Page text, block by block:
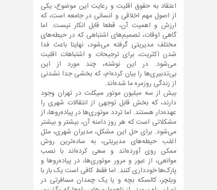
اعتقاد به حقوق اقلیت و رعایت این موضوع، یکی
از اصول مهم اخلاقی و انسانی در جامعه است، که
ارزش و اهمیت آن، قطعا قابل انکار نیست. اما
گاهی اوقات، تصمیم‌های اشتباهی که در حیطه‌های
مختلف مدیریتی گرفته می‌شود، نهایتا باعث فدا
شدن اکثریت، برای ترجیحات و اشتباهات اقلیت
می‌شود. در این نوشته، چند مورد از این
بی‌تدبیری‌ها را بیان کرده‌ام، که بخشی جدا نشدنی
از زندگی روزمره ما شده‌اند.
بیش از سه میلیون موتور سیکلت در تهران وجود
دارند، که بخش قابل توجهی از انتقالات شهری را
عهده‌دار هستند. اما تردد موتوری‌ها در پیاده‌روها، از
مشکلاتی است که هر روز دامنه آن، بیشتر و بیشتر
می‌شود. برای حل این مشکل، مدیران شهری، مثل
اغلب حیطه‌های مدیریتی، به ساده‌ترین روش
ممکن روی آورده‌اند و سعی کرده‌اند با نصب
موانعی، از عبور و مرور موتوری‌ها، در پیاده‌روها و
پارک‌ها خودداری کنند. اما فقط کافی است یک بار با
ویلچر، کالسکه بچه و یا یک چمدان مسافرتی در